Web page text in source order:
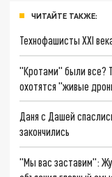
ЧИТАЙТЕ ТАКЖЕ:
Технофашисты XXI
"Кротами" были все?
охотятся "живые
Даня с Дашей
закончились
"Мы вас заставим":